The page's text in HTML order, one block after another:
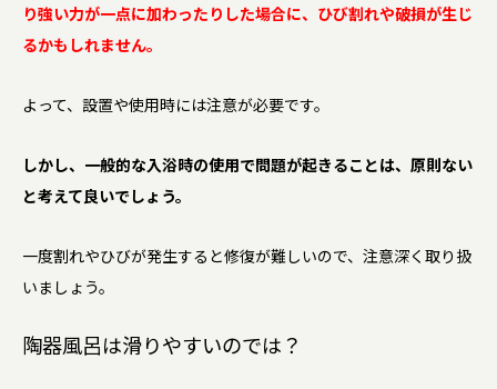
り強い力が一点に加わったりした場合に、ひび割れや破損が生じ
るかもしれません。
よって、設置や使用時には注意が必要です。
しかし、一般的な入浴時の使用で問題が起きることは、原則ない
と考えて良いでしょう。
一度割れやひびが発生すると修復が難しいので、注意深く取り扱
いましょう。
陶器風呂は滑りやすいのでは？